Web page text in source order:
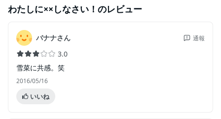
わたしに××しなさい！ のレビュー
バナナさん 通報
3.0
雪菜に共感。笑
2016/05/16
いいね